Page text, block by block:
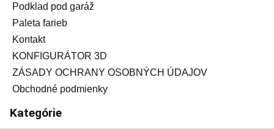
Podklad pod garáž
Paleta farieb
Kontakt
KONFIGURÁTOR 3D
ZÁSADY OCHRANY OSOBNÝCH ÚDAJOV
Obchodné podmienky
Kategórie